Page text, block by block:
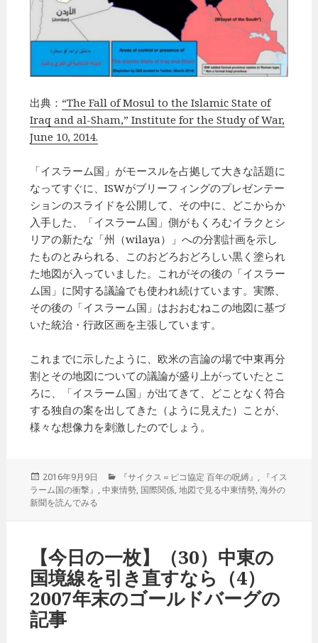
出典： “The Fall of Mosul to the Islamic State of
Iraq and al-Sham,” Institute for the Study of War,
June 10, 2014.
「イスラーム国」がモースルを占拠して大きな話題に
なってすぐに、ISWがブリーフィングのプレゼンテー
ションのスライドを公開して、その中に、どこからか
入手した、「イスラーム国」側がもくろむイラクとシ
リアの新たな「州（wilaya）」への分割計画を示し
たものとみられる、このおどろおどろしい黒く塗られ
た地図が入っていました。これがその後の「イスラー
ム国」に関する議論でも使われ続けています。実際、
その後の「イスラーム国」はおおむねこの地図に基づ
いた統治・行政区画を主張しています。
これまでに示したように、欧米の言論の場で中東再分
割とその地図についての議論が盛り上がっていたとこ
ろに、「イスラーム国」が出てきて、どことなく符合
する独自の案を出してきた（ように見えた）ことが、
様々な想像力を刺激したのでしょう。
投
稿
日:
2016年9月9日
カ
テ
『サイクス＝ピコ協定 百年の呪縛』 , 『イス
ラーム国の衝撃』 ,中東情勢, 国際関係,地図で見る中東情勢,海外の
新聞を読んでみる
【今日の一枚】（30）中東の
国境線を引き直すなら（4）
2007年末のゴールドバーグの
記事